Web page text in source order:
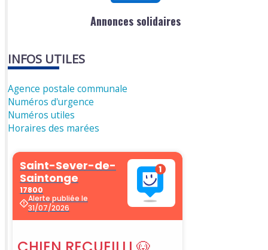
Annonces solidaires
INFOS UTILES
Agence postale communale
Numéros d'urgence
Numéros utiles
Horaires des marées